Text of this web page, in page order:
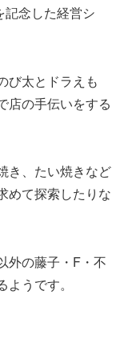
記念した経営シ
び太とドラえも
店の手伝いをする
き、たい焼きなど
めて探索したりな
外の藤子・F・不
うです。